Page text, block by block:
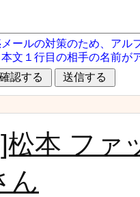
ールの対策のため、アル
文１行目の相手の名前
松本 ファ
ん